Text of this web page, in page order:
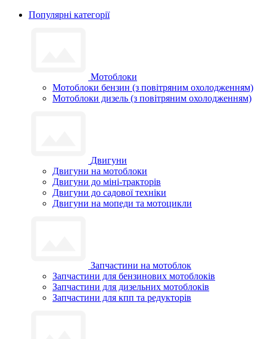
Популярні категорії
Мотоблоки
Мотоблоки бензин (з повітряним охолодженням)
Мотоблоки дизель (з повітряним охолодженням)
Двигуни
Двигуни на мотоблоки
Двигуни до міні-тракторів
Двигуни до садової техніки
Двигуни на мопеди та мотоцикли
Запчастини на мотоблок
Запчастини для бензинових мотоблоків
Запчастини для дизельних мотоблоків
Запчастини для кпп та редукторів